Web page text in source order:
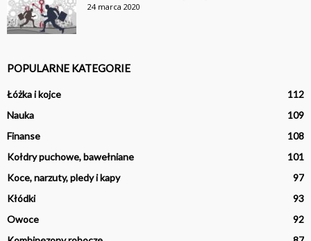
24 marca 2020
POPULARNE KATEGORIE
Łóżka i kojce
112
Nauka
109
Finanse
108
Kołdry puchowe, bawełniane
101
Koce, narzuty, pledy i kapy
97
Kłódki
93
Owoce
92